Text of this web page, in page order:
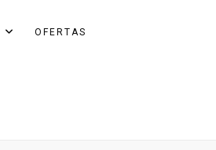
OFERTAS